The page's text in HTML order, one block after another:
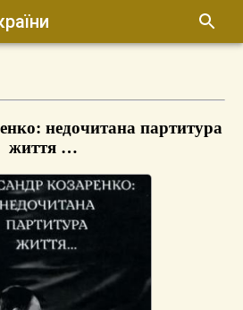
недочитана партитура
життя …